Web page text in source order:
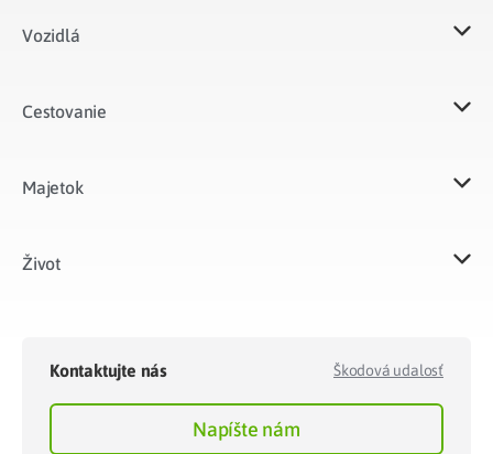
Vozidlá​
Cestovanie
Majetok​
Život​
Kontaktujte nás Škodová udalosť
Napíšte nám